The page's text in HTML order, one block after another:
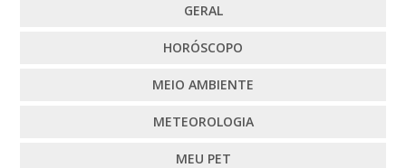
GERAL
HORÓSCOPO
MEIO AMBIENTE
METEOROLOGIA
MEU PET